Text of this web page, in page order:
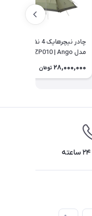
چادر نیچرهایک 4 نفره اتوماتیک
مدل NH21ZP010 | Ango
28,000,000 تومان